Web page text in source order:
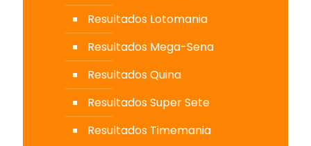
Resultados Lotomania
Resultados Mega-Sena
Resultados Quina
Resultados Super Sete
Resultados Timemania